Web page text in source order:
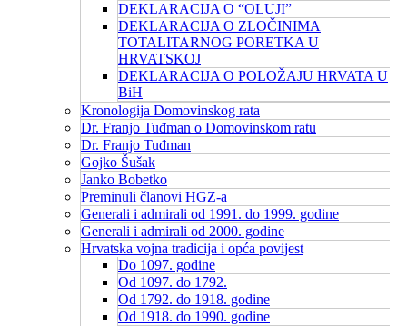
DEKLARACIJA O “OLUJI”
DEKLARACIJA O ZLOČINIMA
TOTALITARNOG PORETKA U
HRVATSKOJ
DEKLARACIJA O POLOŽAJU HRVATA U
BiH
Kronologija Domovinskog rata
Dr. Franjo Tuđman o Domovinskom ratu
Dr. Franjo Tuđman
Gojko Šušak
Janko Bobetko
Preminuli članovi HGZ-a
Generali i admirali od 1991. do 1999. godine
Generali i admirali od 2000. godine
Hrvatska vojna tradicija i opća povijest
Do 1097. godine
Od 1097. do 1792.
Od 1792. do 1918. godine
Od 1918. do 1990. godine